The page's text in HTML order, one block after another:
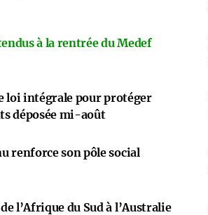
à la rentrée du Medef
loi intégrale pour protéger
déposée mi-août
renforce son pôle social
l’Afrique du Sud à l’Australie